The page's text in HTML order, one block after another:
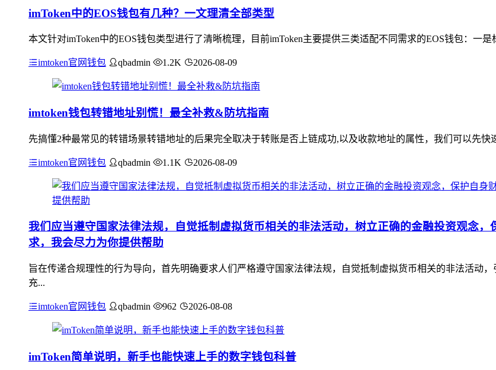
imToken中的EOS钱包有几种？一文理清全部类型
本文针对imToken中的EOS钱包类型进行了清晰梳理，目前imToken主要提供三类适配不同需求的EOS钱包：一
imtoken官网钱包 qbadmin 1.2K 2026-08-09
imtoken钱包转错地址别慌！最全补救&防坑指南
先搞懂2种最常见的转错场景转错地址的后果完全取决于转账是否上链成功,以及收款地址的属性，我们可以先
imtoken官网钱包 qbadmin 1.1K 2026-08-09
我们应当遵守国家法律法规，自觉抵制虚拟货币相关的非法活动，树立正确的金融投资观念
求，我会尽力为你提供帮助
旨在传递合规理性的行为导向，首先明确要求人们严格遵守国家法律法规，自觉抵制虚拟货币相关的非法活动
充...
imtoken官网钱包 qbadmin 962 2026-08-08
imToken简单说明，新手也能快速上手的数字钱包科普